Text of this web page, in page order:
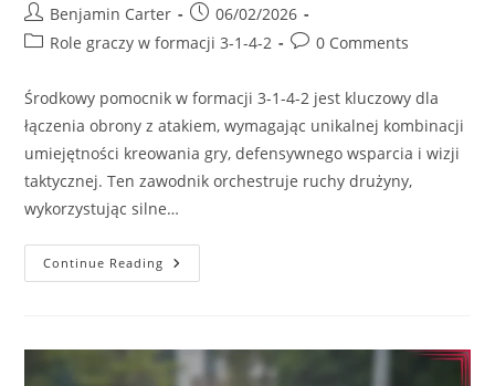
Post
author:
Benjamin Carter
Post
published:
06/02/2026
PostRole graczy w formacji 3-1-4-2
Post0 Comments
Środkowy pomocnik w formacji 3-1-4-2 jest kluczowy dla
łączenia obrony z atakiem, wymagając unikalnej kombinacji
umiejętności kreowania gry, defensywnego wsparcia i wizji
taktycznej. Ten zawodnik orchestruje ruchy drużyny,
wykorzystując silne…
Continue Reading Środkowy
Pomocnik
2:
Tworzenie